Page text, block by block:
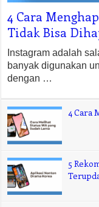
4 Cara
Tidak Bisa
Instagram adalah
banyak digunakan
dengan …
4 Cara
5